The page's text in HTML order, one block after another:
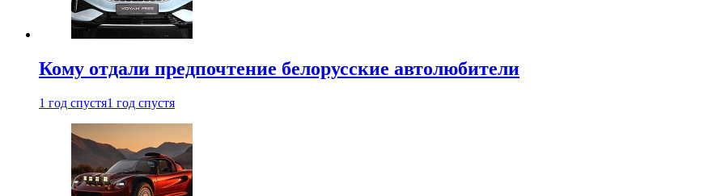
Кому отдали предпочтение белорусские автолюбители
1 год спустя1 год спустя